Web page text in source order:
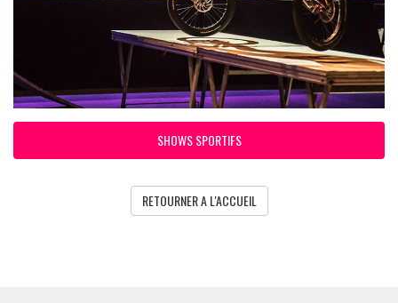
SHOWS SPORTIFS
RETOURNER A L'ACCUEIL